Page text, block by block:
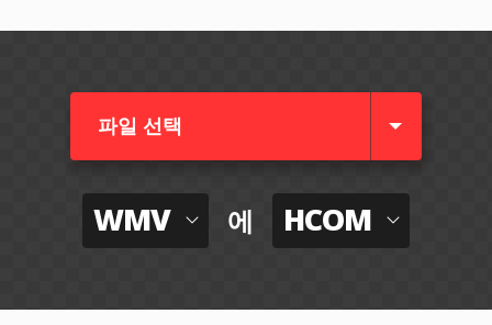
파일 선택
WMV 에 HCOM